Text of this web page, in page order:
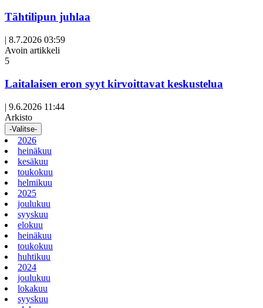
Tähtilipun juhlaa
| 8.7.2026 03:59
Avoin artikkeli
5
Laitalaisen eron syyt kirvoittavat keskustelua
| 9.6.2026 11:44
Arkisto
-Valitse-
2026
heinäkuu
kesäkuu
toukokuu
helmikuu
2025
joulukuu
syyskuu
elokuu
heinäkuu
toukokuu
huhtikuu
2024
joulukuu
lokakuu
syyskuu